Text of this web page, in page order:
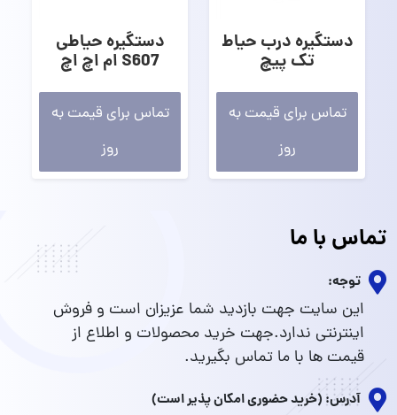
دستگیره درب حیاط
تک پیچ
تماس برای قیمت به
روز
دستگیره حیاطی
S607 ام اچ اچ
تماس برای قیمت به
روز
تماس با ما
توجه:
این سایت جهت بازدید شما عزیزان است و فروش
اینترنتی ندارد.جهت خرید محصولات و اطلاع از
قیمت ها با ما تماس بگیرید.
آدرس: (خرید حضوری امکان پذیر است)